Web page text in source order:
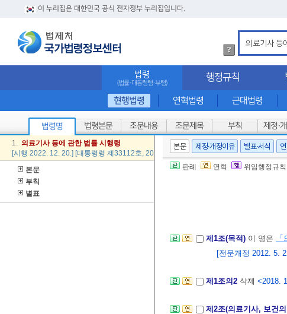
이 누리집은 대한민국 공식 전자정부 누리집입니다.
법
령
검
색
세
내
용
확
인
법령
(법률·대통령령·부령)
현행법령 연혁법령 근대법령
행정규칙
법령명 법령본문 조문내용 조문제목 부칙 제정·
1. 의료기사 등에 관한 법률 시행령
[시행 2022. 12. 20.] [대통령령 제33112호, 2022. 12. 20., 타법개정]
본문
부칙
별표
본문 제정·개정이유 별표·서식
판례 연혁 위임행정규칙
제1조(목적) 이 영은
[전문개정 2012. 5.
제1조의2 삭제 <2018.
제2조(의료기사, 보건